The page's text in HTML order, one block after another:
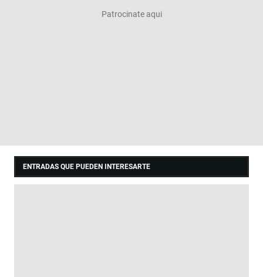
ENTRADAS QUE PUEDEN INTERESARTE